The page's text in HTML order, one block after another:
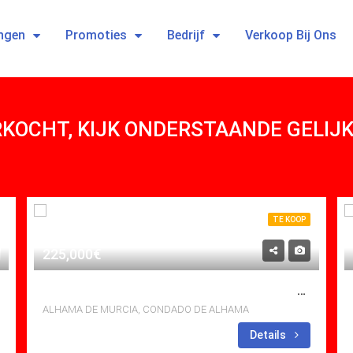
Promoties Bedrijf Verkoop Bij Ons
KIJK ONDERSTAANDE
TE KOOP
225,000€
TE KOOP APARTMENT IN CONDADO DE ALHAMA, ALHAMA DE MURCIA MET ZWEMBAD
ALHAMA DE MURCIA, CONDADO DE ALHAMA
Details